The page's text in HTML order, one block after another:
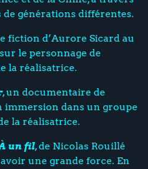
générations différentes.
fiction d’Aurore Sicard au
le personnage de
la réalisatrice.
, un documentaire de
immersion dans un groupe
la réalisatrice.
un fil, de Nicolas Rouillé
une grande force. En